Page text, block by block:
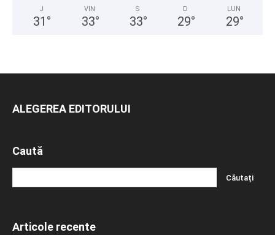
J
31 °
VIN
33°
S
33°
D
29°
LUN
29°
ALEGEREA EDITORULUI
Caută
Articole recente